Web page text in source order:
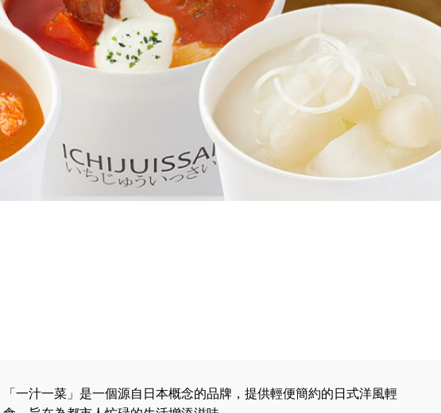
「一汁一菜」是一個源自日本概念的品牌，提供輕便簡約的日式洋風輕